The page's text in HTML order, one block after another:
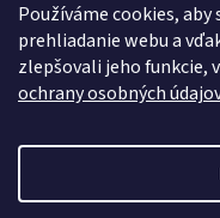
Používáme cookies,
prehliadanie webu a
zlepšovali jeho funkcie,
ochrany osobných